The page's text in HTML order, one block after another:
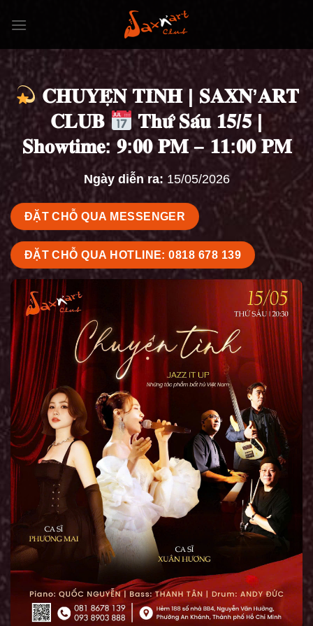
qua
dung
𝐂𝐇𝐔𝐘𝐄̣̂𝐍 𝐓𝐈̀𝐍𝐇 | 𝐒𝐀𝐗𝐍’𝐀𝐑𝐓
𝐂𝐋𝐔𝐁
𝐓𝐡𝐮̛́ 𝐒𝐚́𝐮 𝟏𝟓/𝟓 |
𝐒𝐡𝐨𝐰𝐭𝐢𝐦𝐞: 𝟗:𝟎𝟎 𝐏𝐌 – 𝟏𝟏:𝟎𝟎 𝐏𝐌
Ngày diễn ra: 15/05/2026
ĐẶT CHỖ QUA MESSENGER
ĐẶT CHỖ QUA HOTLINE: 0818 678 139